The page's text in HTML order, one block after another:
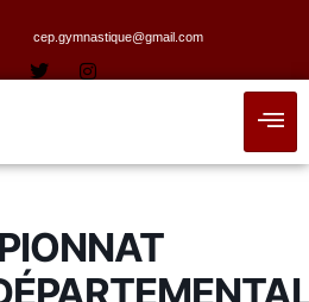
cep.gymnastique@gmail.com